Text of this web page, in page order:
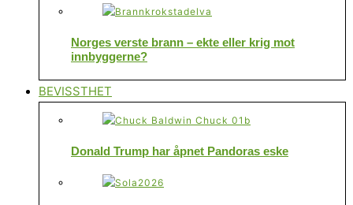
Norges verste brann – ekte eller krig mot
innbyggerne?
BEVISSTHET
Donald Trump har åpnet Pandoras eske